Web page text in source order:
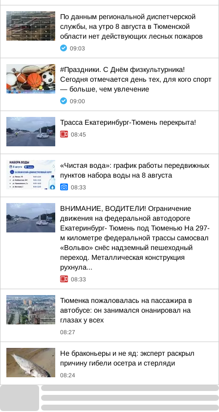
По данным региональной диспетчерской
службы, на утро 8 августа в Тюменской
области нет действующих лесных пожаров
09:03
#Праздники. С Днём физкультурника!
Сегодня отмечается день тех, для кого спорт
— больше, чем увлечение
09:00
Трасса Екатеринбург-Тюмень перекрыта!
08:45
«Чистая вода»: график работы передвижных
пунктов набора воды на 8 августа
08:33
ВНИМАНИЕ, ВОДИТЕЛИ! Ограничение
движения на федеральной автодороге
Екатеринбург- Тюмень под Тюменью На 297-
м километре федеральной трассы самосвал
«Вольво» снёс надземный пешеходный
переход. Металлическая конструкция
рухнула...
08:33
Тюменка пожаловалась на пассажира в
автобусе: он занимался онанировал на
глазах у всех
08:27
Не браконьеры и не яд: эксперт раскрыл
причину гибели осетра и стерляди
08:24